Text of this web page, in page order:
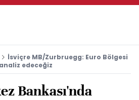
İsviçre MB/Zurbruegg: Euro Bölgesi
edeceğiz
Bankası'nda